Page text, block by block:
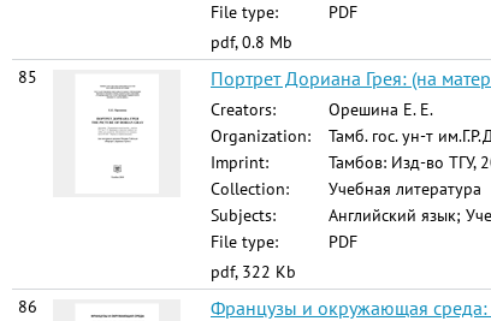
File type:
PDF
pdf, 0.8 Mb
85
Портрет Дориана Грея: (на
Creators:
Орешина Е. Е.
Organization:
Тамб. гос. ун-т
Imprint:
Тамбов: Изд-во ТГУ,
Collection:
Учебная литература
Subjects:
Английский язык;
File type:
PDF
pdf, 322 Kb
86
Французы и окружающая среда: